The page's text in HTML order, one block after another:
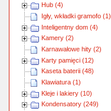
Hub (4)
Igły, wkładki gramofo (1)
Inteligentny dom (4)
Kamery (2)
Karnawałowe hity (2)
Karty pamięci (12)
Kaseta baterii (48)
Klawiatura (1)
Kleje i lakiery (10)
Kondensatory (249)